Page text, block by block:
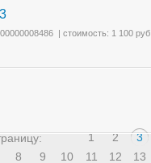
| стоимость: 1 100 руб
1 2 3
8 9 10 11 12 13